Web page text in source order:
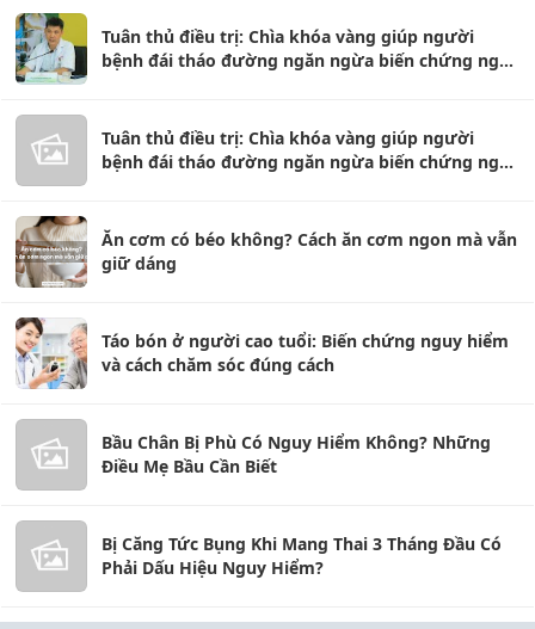
Tuân thủ điều trị: Chìa khóa vàng giúp người
bệnh đái tháo đường ngăn ngừa biến chứng nguy
Tuân thủ điều trị: Chìa khóa vàng giúp người
bệnh đái tháo đường ngăn ngừa biến chứng nguy
Ăn cơm có béo không? Cách ăn cơm ngon mà vẫn
giữ dáng
Táo bón ở người cao tuổi: Biến chứng nguy hiểm
và cách chăm sóc đúng cách
Bầu Chân Bị Phù Có Nguy Hiểm Không? Những
Điều Mẹ Bầu Cần Biết
Bị Căng Tức Bụng Khi Mang Thai 3 Tháng Đầu Có
Phải Dấu Hiệu Nguy Hiểm?